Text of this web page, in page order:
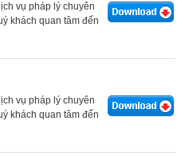
vụ pháp lý chuyên
khách quan tâm đến
vụ pháp lý chuyên
khách quan tâm đến